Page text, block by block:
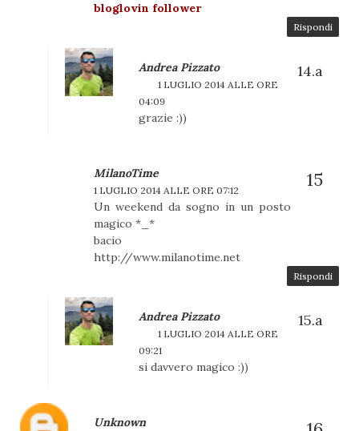
bloglovin follower
Rispondi
Andrea Pizzato
1 LUGLIO 2014 ALLE ORE
04:09
grazie :))
MilanoTime
1 LUGLIO 2014 ALLE ORE 07:12
Un weekend da sogno in un posto
magico *_*
bacio
http://www.milanotime.net
Rispondi
Andrea Pizzato
1 LUGLIO 2014 ALLE ORE
09:21
si davvero magico :))
Unknown